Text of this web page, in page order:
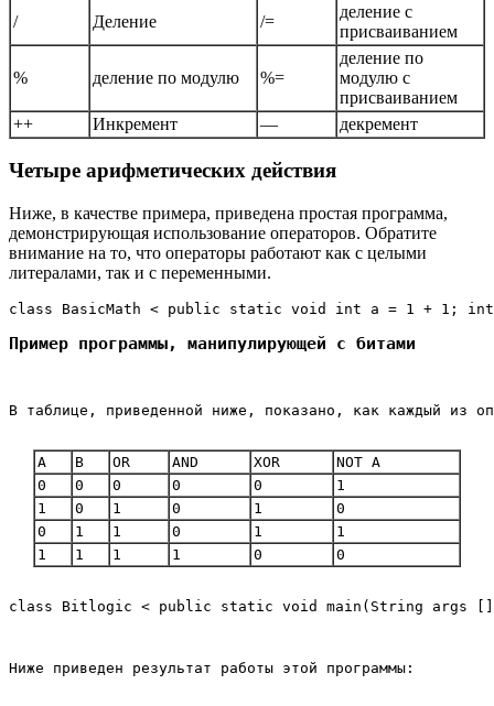
/
Деление /=
деление с
присваиванием
% деление по модулю %=
деление по
модулю с
присваиванием
++
Инкремент — декремент
Четыре арифметических действия
Ниже, в качестве примера, приведена простая программа,
демонстрирующая использование операторов. Обратите
внимание на то, что операторы работают как с целыми
литералами, так и с переменными.
class BasicMath < public static void int a = 1 + 1; int b =
Пример программы, манипулирующей с битами
В таблице, приведенной ниже, показано, как каждый из
А В OR AND XOR
NOT A
0
0 0 0 0
1
1
0 1 0 1
0
0
1 1 0 1
1
1
1 1 1 0 0
class Bitlogic < public static void main(String args
Ниже приведен результат работы этой программы: